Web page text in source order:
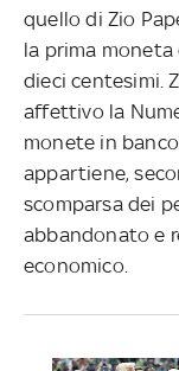
quello di Zio
la prima moneta
dieci centesimi.
affettivo la
monete in
appartiene,
scomparsa dei
abbandonato e
economico.